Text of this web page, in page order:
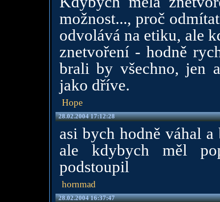
možnost..., proč
odvolává na etiku, ale
znetvoření - hodně
brali by všechno, jen
jako dříve.
Hope
28.02.2004 17:12:28
asi bych hodně váhal
ale kdybych měl
podstoupil
hornmad
28.02.2004 16:37:47